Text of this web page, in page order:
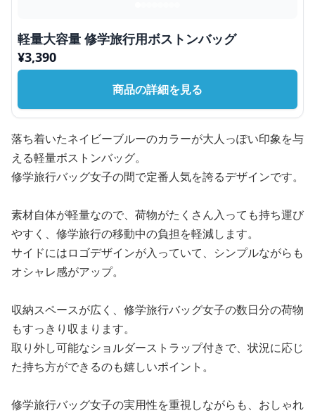
軽量大容量 修学旅行用ボストンバッグ
¥3,390
商品の詳細を見る
落ち着いたネイビーブルーのカラーが大人っぽい印象を与
える軽量ボストンバッグ。
修学旅行バッグ女子の間で定番人気を誇るデザインです。
素材自体が軽量なので、荷物がたくさん入っても持ち運び
やすく、修学旅行の移動中の負担を軽減します。
サイドにはロゴデザインが入っていて、シンプルながらも
オシャレ感がアップ。
収納スペースが広く、修学旅行バッグ女子の数日分の荷物
もすっきり収まります。
取り外し可能なショルダーストラップ付きで、状況に応じ
た持ち方ができるのも嬉しいポイント。
修学旅行バッグ女子の実用性を重視しながらも、おしゃれ